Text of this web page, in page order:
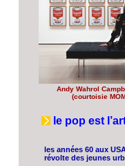
Andy Wahrol
(courtoisie
le pop est
les années 60 aux
révolte des jeunes